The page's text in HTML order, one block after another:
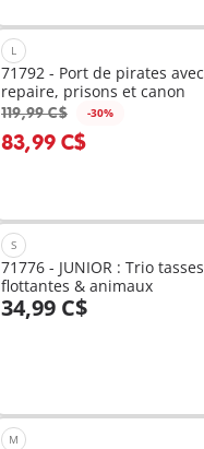
L
71792 - Port de pirates avec
repaire, prisons et canon
119,99 C$ -30%
83,99 C$
Au panier
S
71776 - JUNIOR : Trio tasses
flottantes & animaux
34,99 C$
Au panier
M